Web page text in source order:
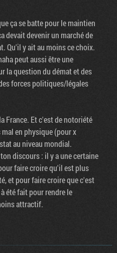
ça se batte pour le maintien
devait devenir un marché de
Qu'il y ait au moins ce choix.
peut aussi être une
la question du démat et des
forces politiques/légales
France. Et c'est de notoriété
mal en physique (pour x
au niveau mondial.
discours : il y a une certaine
faire croire qu'il est plus
et pour faire croire que c'est
été fait pour rendre le
attractif.